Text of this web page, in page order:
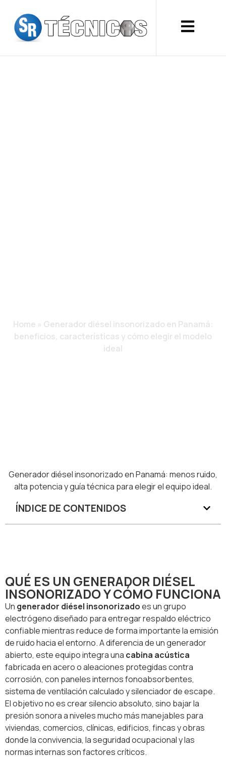
Home » Generador diésel insonorizado en Panamá:
beneficios, características y cómo elegir el modelo
ideal
Generador diésel insonorizado en Panamá: menos ruido,
alta potencia y guía técnica para elegir el equipo ideal.
ÍNDICE DE CONTENIDOS
QUÉ ES UN GENERADOR DIÉSEL
INSONORIZADO Y CÓMO FUNCIONA
Un generador diésel insonorizadoes un grupo
electrógeno diseñado para entregar respaldo eléctrico
confiable mientras reduce de forma importante la emisión
de ruido hacia el entorno. A diferencia de un generador
abierto, este equipo integra una cabina acústica
fabricada en acero o aleaciones protegidas contra
corrosión, con paneles internos fonoabsorbentes,
sistema de ventilación calculado y silenciador de escape.
El objetivo no es crear silencio absoluto, sino bajar la
presión sonora a niveles mucho más manejables para
viviendas, comercios, clínicas, edificios, fincas y obras
donde la convivencia, la seguridad ocupacional y las
normas internas son factores críticos.